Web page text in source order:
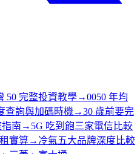
50 完整投資教學→0050 年均
查詢與加碼時機 →30 歲前要完
南 → 5G 吃到飽三家電信比較
實算→ 冷氣五大品牌深度比較